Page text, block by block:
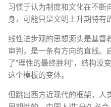
习惯于认为制度和文化在不断
身，可能只是文明上升期特有
线性进步观的思想源头是基
审判，是一条有方向的直线。
了"理性的最终胜利"，结构没
这个模板的变体。
但跳出西方近现代的框架，人